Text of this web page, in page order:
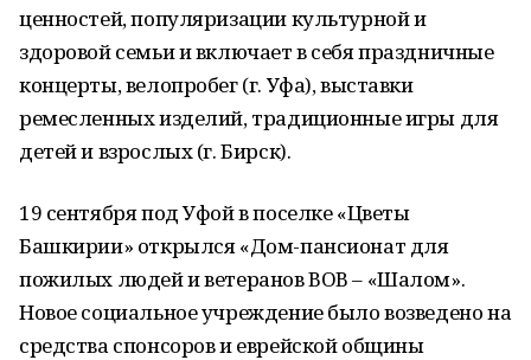
ценностей, популяризации культурной и
здоровой семьи и включает в себя праздничные
концерты, велопробег (г. Уфа), выставки
ремесленных изделий, традиционные игры для
детей и взрослых (г. Бирск).
19 сентября под Уфой в поселке «Цветы
Башкирии» открылся «Дом-пансионат для
пожилых людей и ветеранов ВОВ – «Шалом».
Новое социальное учреждение было возведено на
средства спонсоров и еврейской общины